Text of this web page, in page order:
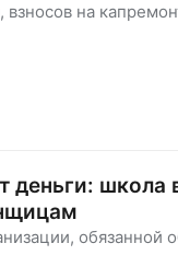
на
деньги: школа
обязанной